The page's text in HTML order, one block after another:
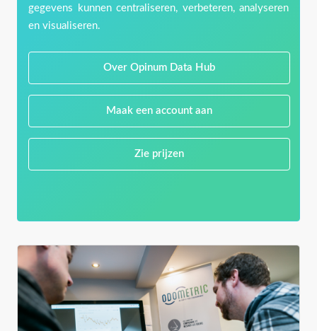
gegevens kunnen centraliseren, verbeteren, analyseren
en visualiseren.
Over Opinum Data Hub
Maak een account aan
Zie prijzen